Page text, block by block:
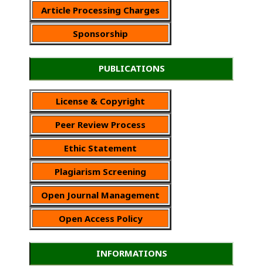
Article Processing Charges
Sponsorship
PUBLICATIONS
License & Copyright
Peer Review Process
Ethic Statement
Plagiarism Screening
Open Journal Management
Open Access Policy
INFORMATIONS